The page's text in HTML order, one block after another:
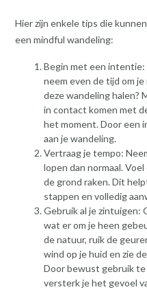
Hier zijn enkele tips die
een mindful wandeling:
Begin met een
neem even de tijd om
deze wandeling halen?
in contact komen met
het moment. Door een
aan je wandeling.
Vertraag je tempo:
lopen dan normaal.
de grond raken. Dit
stappen en volledig
Gebruik al je zintuigen:
wat er om je heen
de natuur, ruik de
wind op je huid en zie
Door bewust gebruik te
versterk je het gevoel